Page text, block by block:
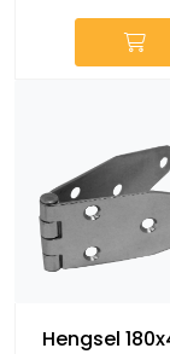
Hengsel